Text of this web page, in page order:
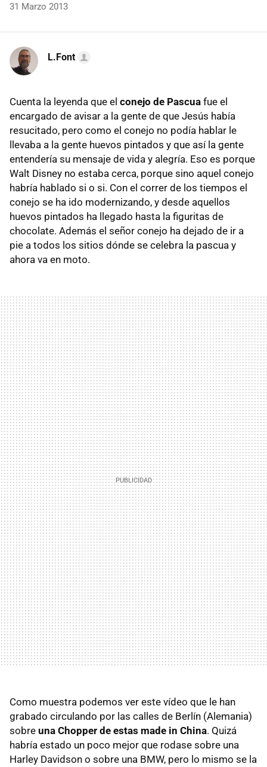
31 Marzo 2013
L.Font
Cuenta la leyenda que el conejo de Pascua fue el
encargado de avisar a la gente de que Jesús había
resucitado, pero como el conejo no podía hablar le
llevaba a la gente huevos pintados y que así la gente
entendería su mensaje de vida y alegría. Eso es porque
Walt Disney no estaba cerca, porque sino aquel conejo
habría hablado si o si. Con el correr de los tiempos el
conejo se ha ido modernizando, y desde aquellos
huevos pintados ha llegado hasta la figuritas de
chocolate. Además el señor conejo ha dejado de ir a
pie a todos los sitios dónde se celebra la pascua y
ahora va en moto.
Como muestra podemos ver este vídeo que le han
grabado circulando por las calles de Berlín (Alemania)
sobre una Chopper de estas made in China. Quizá
habría estado un poco mejor que rodase sobre una
Harley Davidson o sobre una BMW, pero lo mismo se la